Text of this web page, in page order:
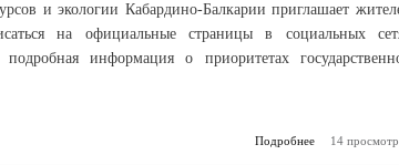
и экологии Кабардино-Балкарии приглашает
на официальные страницы в социальных
подробная информация о приоритетах
Подробнее
о
14